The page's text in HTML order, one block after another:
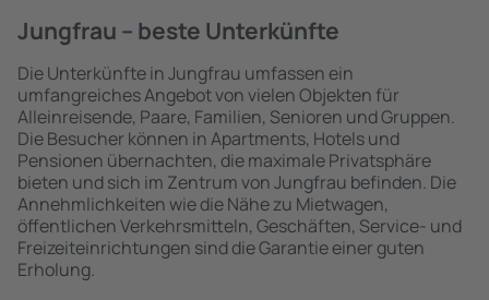
Jungfrau – beste Unterkünfte
Die Unterkünfte in Jungfrau umfassen ein
umfangreiches Angebot von vielen Objekten für
Alleinreisende, Paare, Familien, Senioren und Gruppen.
Die Besucher können in Apartments, Hotels und
Pensionen übernachten, die maximale Privatsphäre
bieten und sich im Zentrum von Jungfrau befinden. Die
Annehmlichkeiten wie die Nähe zu Mietwagen,
öffentlichen Verkehrsmitteln, Geschäften, Service- und
Freizeiteinrichtungen sind die Garantie einer guten
Erholung.